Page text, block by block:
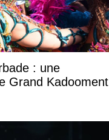
: une
Grand Kadooment